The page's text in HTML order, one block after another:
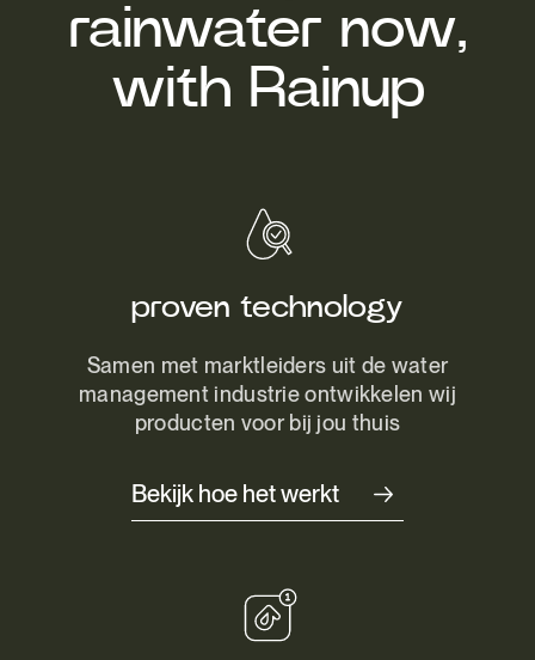
rainwater now,
with Rainup
proven technology
Samen met marktleiders uit de water
management industrie ontwikkelen wij
producten voor bij jou thuis
Bekijk hoe het werkt